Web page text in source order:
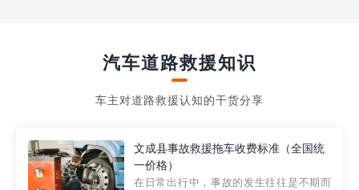
汽车道路救援知识
车主对道路救援认知的干货分享
文成县事故救援拖车收费标准（全国统
一价格）
在日常出行中，事故的发生往往是不期而